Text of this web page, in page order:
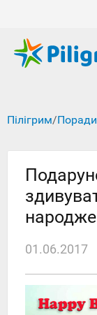
Пілігрим/
01.06.2017